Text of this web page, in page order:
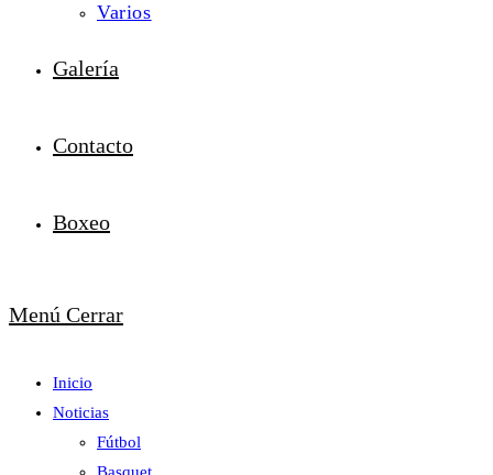
Varios
Galería
Contacto
Boxeo
Menú Cerrar
Inicio
Noticias
Fútbol